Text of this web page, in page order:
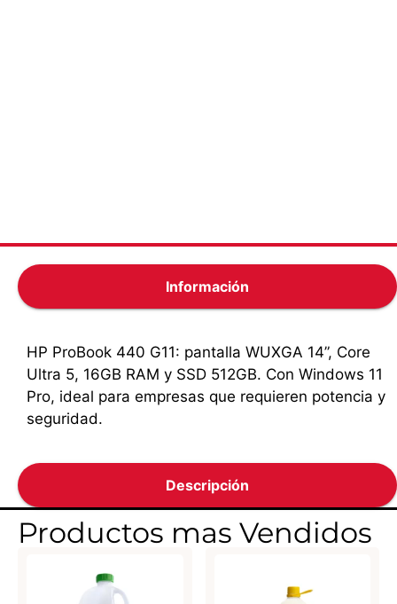
Información
Descripción
HP ProBook 440 G11: pantalla WUXGA 14”, Core
Ultra 5, 16GB RAM y SSD 512GB. Con Windows 11
Pro, ideal para empresas que requieren potencia y
seguridad.
Productos mas Vendidos